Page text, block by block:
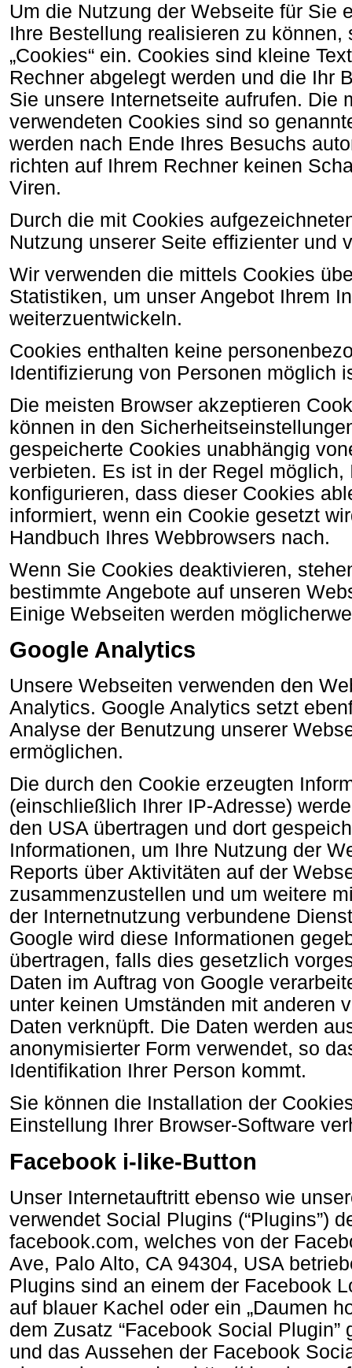
Um die Nutzung der Webseite für Sie
Ihre Bestellung realisieren zu können,
„Cookies“ ein. Cookies sind kleine
Rechner abgelegt werden und die Ihr
Sie unsere Internetseite aufrufen. Die
verwendeten Cookies sind so
werden nach Ende Ihres Besuchs
richten auf Ihrem Rechner keinen
Viren.
Durch die mit Cookies
Nutzung unserer Seite effizienter und
Wir verwenden die mittels Cookies
Statistiken, um unser Angebot Ihrem
weiterzuentwickeln.
Cookies enthalten keine
Identifizierung von Personen möglich
Die meisten Browser akzeptieren
können in den
gespeicherte Cookies unabhängig
verbieten. Es ist in der Regel
konfigurieren, dass dieser Cookies
informiert, wenn ein Cookie gesetzt
Handbuch Ihres Webbrowsers nach.
Wenn Sie Cookies deaktivieren,
bestimmte Angebote auf unseren
Einige Webseiten werden
Google Analytics
Unsere Webseiten verwenden den
Analytics. Google Analytics setzt
Analyse der Benutzung unserer
ermöglichen.
Die durch den Cookie erzeugten
(einschließlich Ihrer IP-Adresse)
den USA übertragen und dort
Informationen, um Ihre Nutzung der
Reports über Aktivitäten auf der
zusammenzustellen und um weitere
der Internetnutzung verbundene
Google wird diese Informationen
übertragen, falls dies gesetzlich
Daten im Auftrag von Google
unter keinen Umständen mit anderen
Daten verknüpft. Die Daten werden
anonymisierter Form verwendet, so
Identifikation Ihrer Person kommt.
Sie können die Installation der
Einstellung Ihrer Browser-Software
Facebook i-like-Button
Unser Internetauftritt ebenso wie
verwendet Social Plugins (“Plugins”)
facebook.com, welches von der
Ave, Palo Alto, CA 94304, USA
Plugins sind an einem der Facebook
auf blauer Kachel oder ein „Daumen
dem Zusatz “Facebook Social
und das Aussehen der Facebook